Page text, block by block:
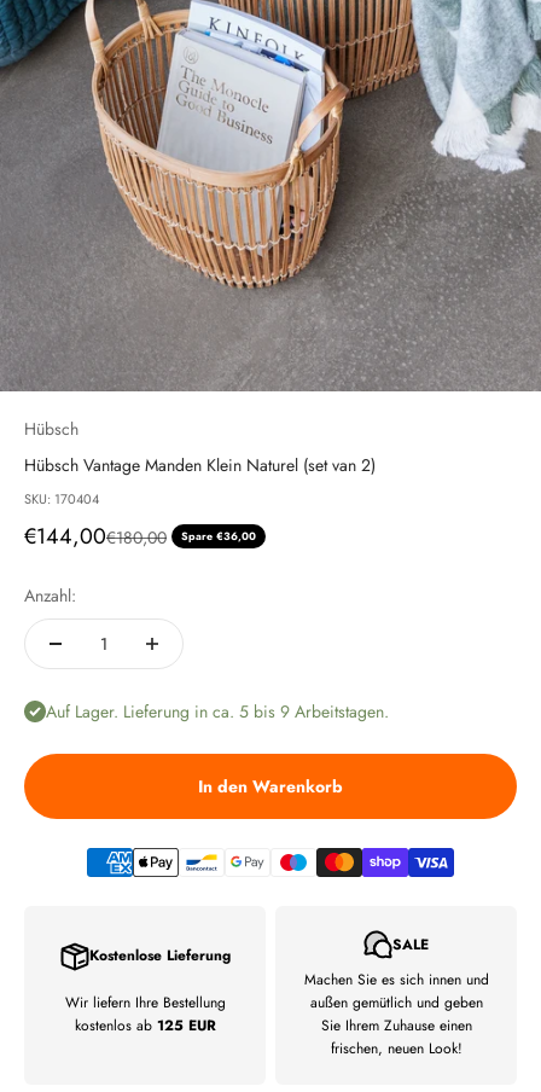
Hübsch
Hübsch Vantage Manden Klein Naturel (set van 2)
SKU: 170404
Angebot
€144,00Regulärer Preis
€180,00 Spare €36,00
Anzahl:
Auf Lager. Lieferung in ca. 5 bis 9 Arbeitstagen.
In den Warenkorb
Kostenlose Lieferung
Wir liefern Ihre Bestellung
kostenlos ab 125 EUR
SALE
Machen Sie es sich innen und
außen gemütlich und geben
Sie Ihrem Zuhause einen
frischen, neuen Look!